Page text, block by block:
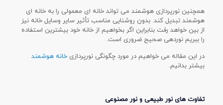
همچنین نورپردازی هوشمند می تواند خانه ای معمولی را به خانه ای
هوشمند تبدیل کند. بدون روشنایی مناسب تأثیر سایر وسایل خانه نیز
از بین خواهد رفت بنابراین اگر بخواهیم از خانه خود بیشترین استفاده
را ببریم نوردهی صحیح ضروری است.
در این مقاله می خواهیم در مورد چگونگی نورپردازی خانه هوشمند
بیشتر بدانیم.
تفاوت های نور طبیعی و نور مصنوعی